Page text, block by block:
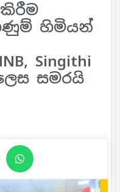
හිමියන්
Singithi
සමරයි